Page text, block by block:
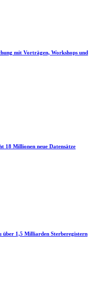
mit Vorträgen, Workshops und
18 Millionen neue Datensätze
über 1,5 Milliarden Sterberegistern